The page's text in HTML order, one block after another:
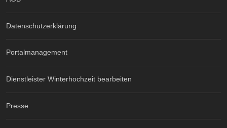
Datenschutzerklärung
Portalmanagement
Dienstleister Winterhochzeit bearbeiten
Presse